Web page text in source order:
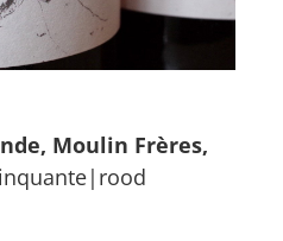
Moulin Frères,